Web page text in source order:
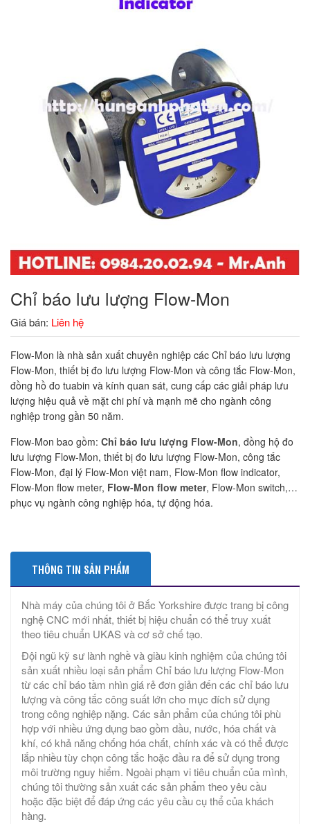
Chỉ báo lưu lượng Flow-Mon
Giá bán: Liên hệ
Flow-Mon là nhà sản xuất chuyên nghiệp các Chỉ báo lưu lượng
Flow-Mon, thiết bị đo lưu lượng Flow-Mon và công tắc Flow-Mon,
đồng hồ đo tuabin và kính quan sát, cung cấp các giải pháp lưu
lượng hiệu quả về mặt chi phí và mạnh mẽ cho ngành công
nghiệp trong gần 50 năm.
Flow-Mon bao gồm: Chỉ báo lưu lượng Flow-Mon, đồng hộ đo
lưu lượng Flow-Mon, thiết bị đo lưu lượng Flow-Mon, công tắc
Flow-Mon, đại lý Flow-Mon việt nam, Flow-Mon flow indicator,
Flow-Mon flow meter, Flow-Mon flow meter, Flow-Mon switch,…
phục vụ ngành công nghiệp hóa, tự động hóa.
THÔNG TIN SẢN PHẨM
Nhà máy của chúng tôi ở Bắc Yorkshire được trang bị công
nghệ CNC mới nhất, thiết bị hiệu chuẩn có thể truy xuất
theo tiêu chuẩn UKAS và cơ sở chế tạo.
Đội ngũ kỹ sư lành nghề và giàu kinh nghiệm của chúng tôi
sản xuất nhiều loại sản phẩm Chỉ báo lưu lượng Flow-Mon
từ các chỉ báo tầm nhìn giá rẻ đơn giản đến các chỉ báo lưu
lượng và công tắc công suất lớn cho mục đích sử dụng
trong công nghiệp nặng. Các sản phẩm của chúng tôi phù
hợp với nhiều ứng dụng bao gồm dầu, nước, hóa chất và
khí, có khả năng chống hóa chất, chính xác và có thể được
lắp nhiều tùy chọn công tắc hoặc đầu ra để sử dụng trong
môi trường nguy hiểm. Ngoài phạm vi tiêu chuẩn của mình,
chúng tôi thường sản xuất các sản phẩm theo yêu cầu
hoặc đặc biệt để đáp ứng các yêu cầu cụ thể của khách
hàng.